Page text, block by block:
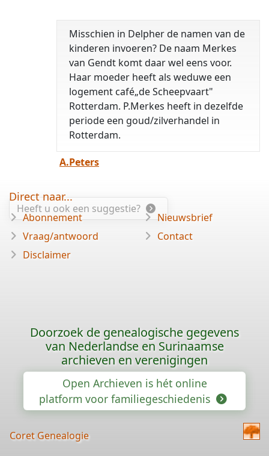
Misschien in Delpher de namen van de
kinderen invoeren? De naam Merkes
van Gendt komt daar wel eens voor.
Haar moeder heeft als weduwe een
logement café„de Scheepvaart"
Rotterdam. P.Merkes heeft in dezelfde
periode een goud/zilverhandel in
Rotterdam.
A.Peters
Heeft u ook een suggestie?
Direct naar...
Abonnement
Vraag/antwoord
Disclaimer
Nieuwsbrief
Contact
Doorzoek de genealogische gegevens
van Nederlandse en Surinaamse
archieven en verenigingen
Open Archieven is hét online
platform voor familiegeschiedenis
Coret Genealogie